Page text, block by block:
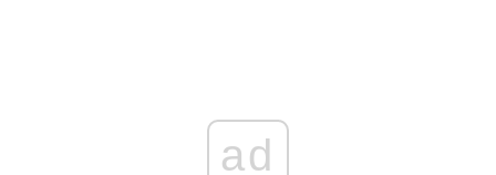
ad